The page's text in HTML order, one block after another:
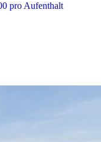
pro Aufenthalt